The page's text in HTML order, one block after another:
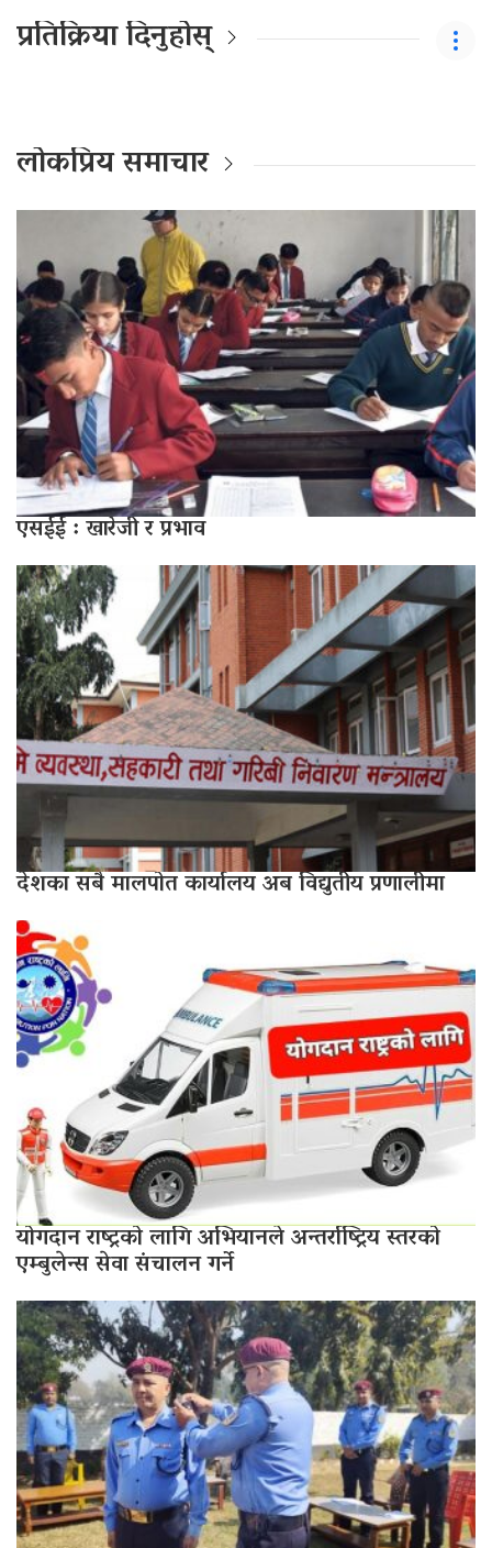
प्रतिक्रिया दिनुहोस्
लोकप्रिय समाचार
एसईई : खारेजी र प्रभाव
देशका सबै मालपोत कार्यालय अब विद्युतीय प्रणालीमा
योगदान राष्ट्रको लागि अभियानले अन्तर्राष्ट्रिय स्तरको
एम्बुलेन्स सेवा संचालन गर्ने